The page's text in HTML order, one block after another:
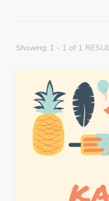
Showing: 1 - 1 of 1